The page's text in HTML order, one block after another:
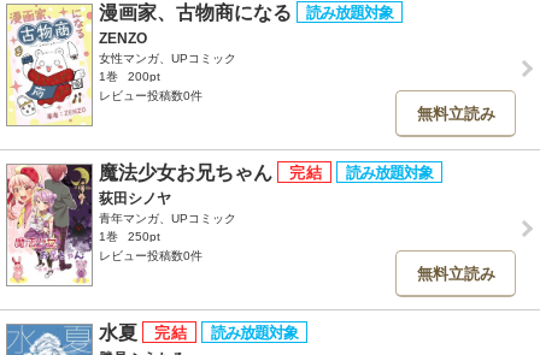
漫画家、古物商になる
ZENZO
女性マンガ、UPコミック
1巻
200pt
レビュー投稿数0件
無料立読み
魔法少女お兄ちゃん
荻田シノヤ
青年マンガ、UPコミック
1巻
250pt
レビュー投稿数0件
無料立読み
水夏